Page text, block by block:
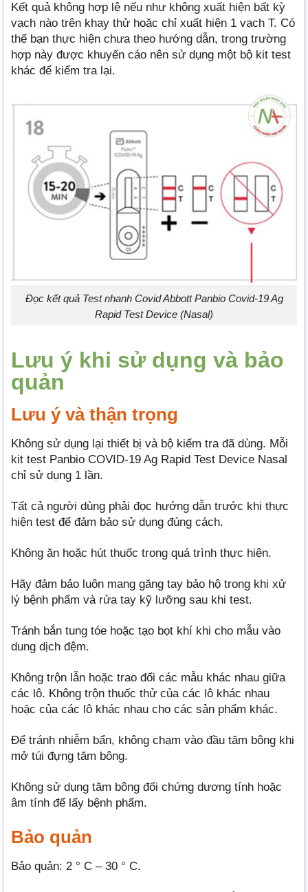
Kết quả không hợp lệ nếu như không xuất hiện bất kỳ
vạch nào trên khay thử hoặc chỉ xuất hiện 1 vạch T. Có
thể bạn thực hiện chưa theo hướng dẫn, trong trường
hợp này được khuyến cáo nên sử dụng một bộ kit test
khác để kiểm tra lại.
Đọc kết quả Test nhanh Covid Abbott Panbio Covid-19 Ag
Rapid Test Device (Nasal)
Lưu ý khi sử dụng và bảo
quản
Lưu ý và thận trọng
Không sử dụng lại thiết bị và bộ kiểm tra đã dùng. Mỗi
kit test Panbio COVID-19 Ag Rapid Test Device Nasal
chỉ sử dụng 1 lần.
Tất cả người dùng phải đọc hướng dẫn trước khi thực
hiện test để đảm bảo sử dụng đúng cách.
Không ăn hoặc hút thuốc trong quá trình thực hiện.
Hãy đảm bảo luôn mang găng tay bảo hộ trong khi xử
lý bệnh phẩm và rửa tay kỹ lưỡng sau khi test.
Tránh bắn tung tóe hoặc tạo bọt khí khi cho mẫu vào
dung dịch đệm.
Không trộn lẫn hoặc trao đổi các mẫu khác nhau giữa
các lô. Không trộn thuốc thử của các lô khác nhau
hoặc của các lô khác nhau cho các sản phẩm khác.
Để tránh nhiễm bẩn, không chạm vào đầu tăm bông khi
mở túi đựng tăm bông.
Không sử dụng tăm bông đối chứng dương tính hoặc
âm tính để lấy bệnh phẩm.
Bảo quản
Bảo quản: 2 ° C – 30 ° C.